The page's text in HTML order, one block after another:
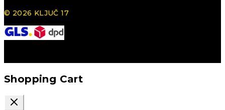
© 2026 KLJUČ 17
Shopping Cart